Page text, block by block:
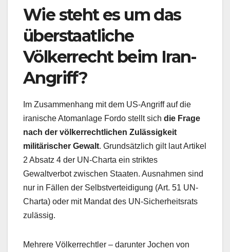
Wie steht es um das
überstaatliche
Völkerrecht beim Iran-
Angriff?
Im Zusammenhang mit dem US-Angriff auf die
iranische Atomanlage Fordo stellt sich die Frage
nach der völkerrechtlichen Zulässigkeit
militärischer Gewalt. Grundsätzlich gilt laut Artikel
2 Absatz 4 der UN-Charta ein striktes
Gewaltverbot zwischen Staaten. Ausnahmen sind
nur in Fällen der Selbstverteidigung (Art. 51 UN-
Charta) oder mit Mandat des UN-Sicherheitsrats
zulässig.
Mehrere Völkerrechtler – darunter Jochen von